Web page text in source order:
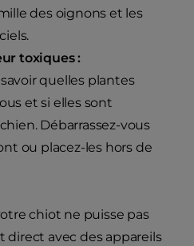
des oignons et les
toxiques :
quelles plantes
et si elles sont
Débarrassez-vous
ou placez-les hors de
chiot ne puisse pas
direct avec des appareils